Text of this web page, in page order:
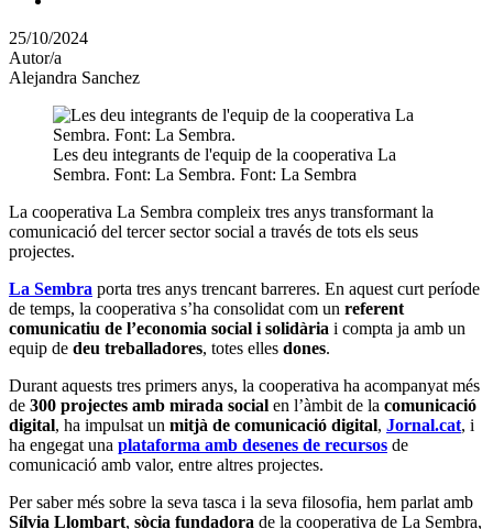
altres
xarxes
socials
25/10/2024
Autor/a
Alejandra Sanchez
Les deu integrants de l'equip de la cooperativa La
Sembra. Font: La Sembra. Font: La Sembra
La cooperativa La Sembra compleix tres anys transformant la
comunicació del tercer sector social a través de tots els seus
projectes.
La Sembra porta tres anys trencant barreres. En aquest curt període
de temps, la cooperativa s’ha consolidat com un referent
comunicatiu de l’economia social i solidària i compta ja amb un
equip de deu treballadores, totes elles dones.
Durant aquests tres primers anys, la cooperativa ha acompanyat més
de 300 projectes amb mirada social en l’àmbit de la comunicació
digital, ha impulsat un mitjà de comunicació digital, Jornal.cat, i
ha engegat una plataforma amb desenes de recursos de
comunicació amb valor, entre altres projectes.
Per saber més sobre la seva tasca i la seva filosofia, hem parlat amb
Sílvia Llombart, sòcia fundadora de la cooperativa de La Sembra,